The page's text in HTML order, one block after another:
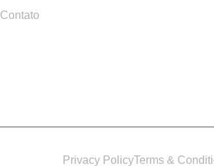
Contato
Privacy PolicyTerms &